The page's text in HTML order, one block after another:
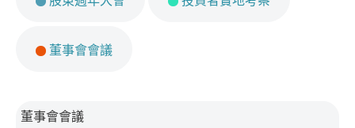
董事會會議
活
董事會會議